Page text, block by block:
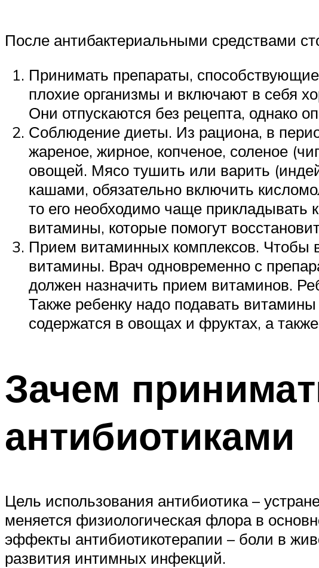
После антибактериальными средствами
Принимать препараты,
плохие организмы и включают в себя
Они отпускаются без рецепта, однако
Соблюдение диеты. Из рациона, в
жареное, жирное, копченое, соленое
овощей. Мясо тушить или варить
кашами, обязательно включить
то его необходимо чаще прикладывать
витамины, которые помогут
Прием витаминных комплексов. Чтобы
витамины. Врач одновременно с
должен назначить прием витаминов.
Также ребенку надо подавать
содержатся в овощах и фруктах, а
Зачем
антибиотиками
Цель использования антибиотика –
меняется физиологическая флора в
эффекты антибиотикотерапии – боли в
развития интимных инфекций.